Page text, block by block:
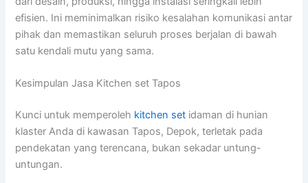
efisien. Ini meminimalkan risiko kesalahan komunikasi antar
pihak dan memastikan seluruh proses berjalan di bawah
satu kendali mutu yang sama.
Kesimpulan Jasa Kitchen set Tapos
Kunci untuk memperoleh kitchen set idaman di hunian
klaster Anda di kawasan Tapos, Depok, terletak pada
pendekatan yang terencana, bukan sekadar untung-
untungan.